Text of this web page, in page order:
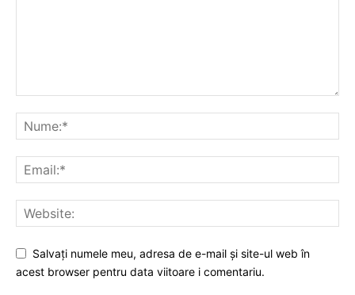
Salvați numele meu, adresa de e-mail și site-ul web în
acest browser pentru data viitoare i comentariu.